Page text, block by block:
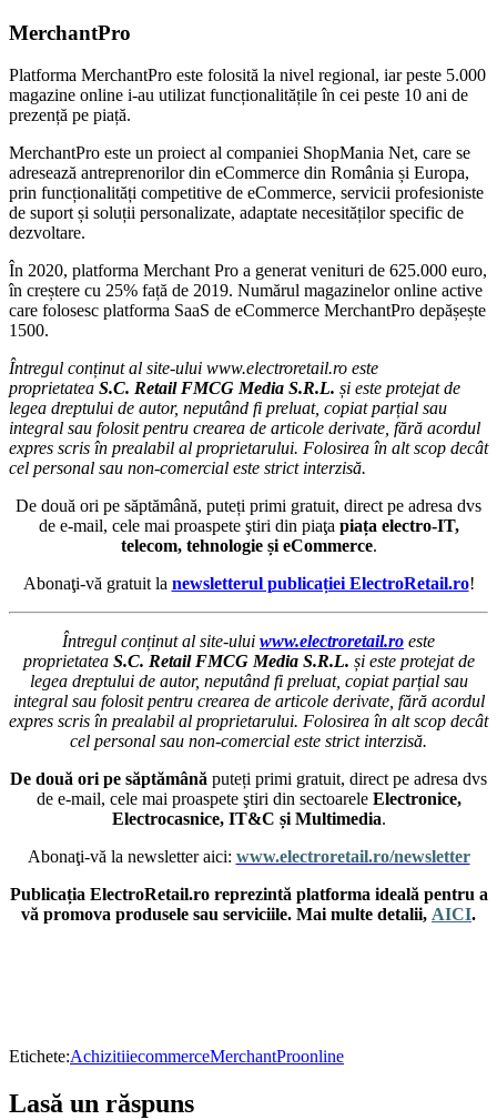
MerchantPro
Platforma MerchantPro este folosită la nivel regional, iar peste 5.000
magazine online i-au utilizat funcționalitățile în cei peste 10 ani de
prezență pe piață.
MerchantPro este un proiect al companiei ShopMania Net, care se
adresează antreprenorilor din eCommerce din România și Europa,
prin funcționalități competitive de eCommerce, servicii profesioniste
de suport și soluții personalizate, adaptate necesităților specific de
dezvoltare.
În 2020, platforma Merchant Pro a generat venituri de 625.000 euro,
în creștere cu 25% față de 2019. Numărul magazinelor online active
care folosesc platforma SaaS de eCommerce MerchantPro depășește
1500.
Întregul conținut al site-ului www.electroretail.ro este
proprietatea S.C. Retail FMCG Media S.R.L. și este protejat de
legea dreptului de autor, neputând fi preluat, copiat parțial sau
integral sau folosit pentru crearea de articole derivate, fără acordul
expres scris în prealabil al proprietarului. Folosirea în alt scop decât
cel personal sau non-comercial este strict interzisă.
De două ori pe săptămână, puteți primi gratuit, direct pe adresa dvs
de e-mail, cele mai proaspete ştiri din piaţa piața electro-IT,
telecom, tehnologie și eCommerce.
Abonaţi-vă gratuit la newsletterul publicației ElectroRetail.ro!
Întregul conținut al site-ului www.electroretail.ro este
proprietatea S.C. Retail FMCG Media S.R.L. și este protejat de
legea dreptului de autor, neputând fi preluat, copiat parțial sau
integral sau folosit pentru crearea de articole derivate, fără acordul
expres scris în prealabil al proprietarului. Folosirea în alt scop decât
cel personal sau non-comercial este strict interzisă.
De două ori pe săptămână puteți primi gratuit, direct pe adresa dvs
de e-mail, cele mai proaspete ştiri din sectoarele Electronice,
Electrocasnice, IT&C și Multimedia.
Abonaţi-vă la newsletter aici: www.electroretail.ro/newsletter
Publicația ElectroRetail.ro reprezintă platforma ideală pentru a
vă promova produsele sau serviciile. Mai multe detalii, AICI.
Etichete:AchizitiiecommerceMerchantProonline
Lasă un răspuns